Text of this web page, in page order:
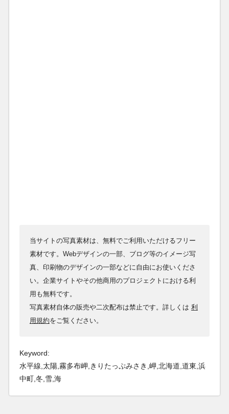
当サイトの写真素材は、無料でご利用いただけるフリー
素材です。Webデザインの一部、ブログ等のイメージ写
真、印刷物のデザインの一部などに自由にお使いくださ
い。企業サイトやその他商用のプロジェクトにおける利
用も無料です。
写真素材自体の販売や二次配布は禁止です。詳しくは 利
用規約をご覧ください。
Keyword:
水平線,太陽,霧多布岬,きりたっぷみさき,岬,北海道,道東,浜
中町,冬,雪,海